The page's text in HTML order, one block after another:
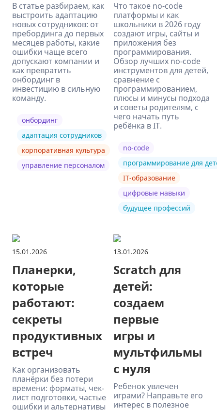
В статье разбираем, как
выстроить адаптацию
новых сотрудников: от
пребординга до первых
месяцев работы, какие
ошибки чаще всего
допускают компании и
как превратить
онбординг в
инвестицию в сильную
команду.
онбординг
адаптация сотрудников
корпоративная культура
управление персоналом
Что такое no-code
платформы и как
школьники в 2026 году
создают игры, сайты и
приложения без
программирования.
Обзор лучших no-code
инструментов для детей,
сравнение с
программированием,
плюсы и минусы подхода
и советы родителям, с
чего начать путь
ребёнка в IT.
no-code
программирование для
IT-образование
цифровые навыки
будущее профессий
15.01.2026
Планерки,
которые
работают:
секреты
продуктивных
встреч
Как организовать
планёрки без потери
времени: форматы, чек-
лист подготовки, частые
ошибки и альтернативы
13.01.2026
Scratch для
детей:
создаем
первые
игры и
мультфильмы
с нуля
Ребенок увлечен
играми? Направьте его
интерес в полезное